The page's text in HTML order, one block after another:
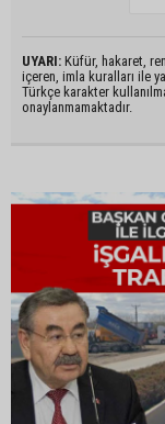
UYARI: Küfür, hakaret,
içeren, imla kuralları ile
Türkçe karakter
onaylanmamaktadır.